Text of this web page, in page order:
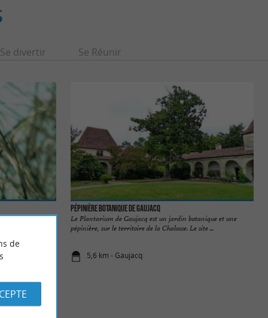
Se divertir Se Réunir
sortes
Pépinière Botanique de Gaujacq
Le Plantarium de Gaujacq est un jardin botanique et une
pépinière, sur le territoire de la Chalosse. Le site ...
5,6 km - Gaujacq
de